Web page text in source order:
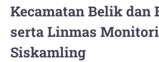
Kecamatan Belik dan
serta Linmas
Siskamling